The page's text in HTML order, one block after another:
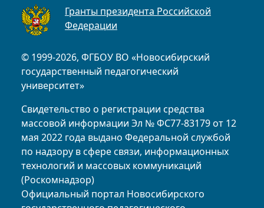
© 1999-2026, ФГБОУ ВО «Новосибирский
государственный педагогический
университет»
Свидетельство о регистрации средства
массовой информации Эл № ФС77-83179 от 12
мая 2022 года выдано Федеральной службой
по надзору в сфере связи, информационных
технологий и массовых коммуникаций
(Роскомнадзор)
Официальный портал Новосибирского
Гранты президента Российской
Федерации